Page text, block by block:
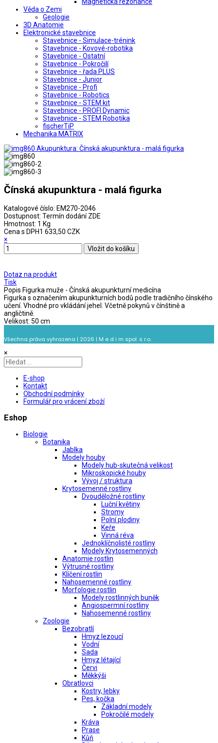
Věda o Zemi
Geologie
3D Anatomie
Elektronické stavebnice
Stavebnice - Simulace-trénink
Stavebnice - Kovové-robotika
Stavebnice - Ostatní
Stavebnice - Pokročilí
Stavebnice - řada PLUS
Stavebnice - Junior
Stavebnice - Profi
Stavebnice - Robotics
Stavebnice - STEM kit
Stavebnice - PROFI Dynamic
Stavebnice - STEM Robotika
fischerTiP
Mechanika MATRIX
Čínská akupunktura - malá figurka
Katalogové číslo: EM270-2046
Dostupnost: Termín dodání ZDE
Hmotnost: 1 Kg
Cena s DPH1 633,50 CZK
×
Dotaz na produkt
Tisk
Popis Figurka muže - Čínská akupunkturní medicína
Figurka s označením akupunkturních bodů podle tradičního čínského
učení. Vhodné pro vkládání jehel. Včetně pokynů v čínštině a
angličtině.
Velikost: 50 cm
Všechna práva vyhrazena | 2026 | M e d i m spol. s r.o.
×
E-shop
Kontakt
Obchodní podmínky
Formulář pro vrácení zboží
Eshop
Biologie
Botanika
Jablka
Modely houby
Modely hub-skutečná velikost
Mikroskopické houby
Vývoj / struktura
Krytosemenné rostliny
Dvouděložné rostliny
Luční květiny
Stromy
Polní plodiny
Keře
Vinná réva
Jednoklíčnolisté rostliny
Modely Krytosemenných
Anatomie rostlin
Výtrusné rostliny
Klíčení rostlin
Nahosemenné rostliny
Morfologie rostlin
Modely rostlinných buněk
Angiospermní rostliny
Nahosemenné rostliny
Zoologie
Bezobratlí
Hmyz lezoucí
Vodní
Sada
Hmyz létající
Červi
Měkkýši
Obratlovci
Kostry, lebky
Pes, kočka
Základní modely
Pokročilé modely
Kráva
Prase
Kůň